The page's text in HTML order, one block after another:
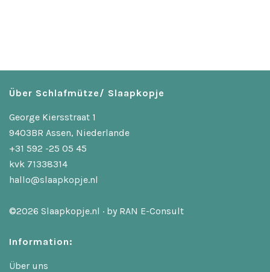
Über Schlafmütze/ Slaapkopje
George Kiersstraat 1
9403BR Assen, Niederlande
+31 592 -25 05 45
kvk 71338314
hallo@slaapkopje.nl
©2026 Slaapkopje.nl · by RAN E-Consult
Information:
Über uns